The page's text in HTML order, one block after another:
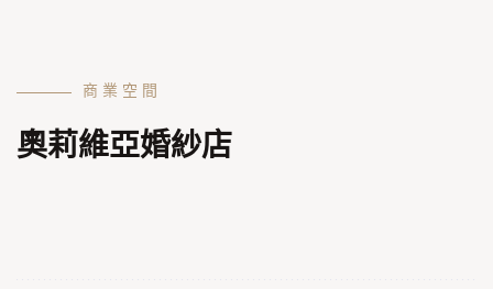
商業空間
奧莉維亞婚紗店